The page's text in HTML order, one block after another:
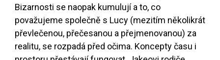
Bizarnosti se naopak kumulují a to, co
považujeme společně s Lucy (mezitím několikrát
převlečenou, přečesanou a přejmenovanou) za
realitu, se rozpadá před očima. Koncepty času i